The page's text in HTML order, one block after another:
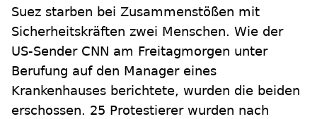
Suez starben bei Zusammenstößen mit
Sicherheitskräften zwei Menschen. Wie der
US-Sender CNN am Freitagmorgen unter
Berufung auf den Manager eines
Krankenhauses berichtete, wurden die beiden
erschossen. 25 Protestierer wurden nach